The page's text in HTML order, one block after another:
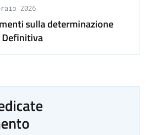
2026
sulla determinazione
Definitiva